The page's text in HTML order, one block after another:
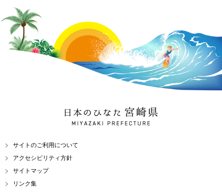
日本のひなた 宮崎県
MIYAZAKI PREFECTURE
サイトのご利用について
アクセシビリティ方針
サイトマップ
リンク集